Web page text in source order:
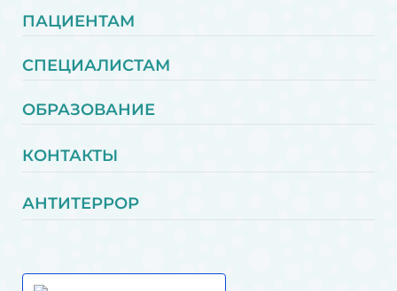
ПАЦИЕНТАМ
СПЕЦИАЛИСТАМ
ОБРАЗОВАНИЕ
КОНТАКТЫ
АНТИТЕРРОР